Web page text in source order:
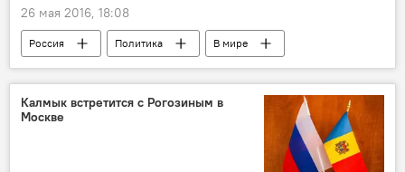
26 мая 2016, 18:08
Россия Политика
В мире
Новости
Общество
Украина
Россия
Федотов
Савченко
Ерофеев
Калмык встретится с Рогозиным в
Москве